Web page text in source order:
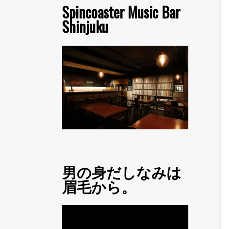
Spincoaster Music Bar
Shinjuku
男の身だしなみは
眉毛から。